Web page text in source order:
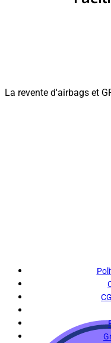
La revente d'airbags et